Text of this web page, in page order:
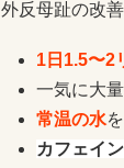
外反母趾の改
1日1.5〜2
一気に大
常温の水
カフェイ